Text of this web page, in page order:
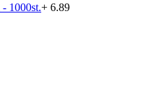
1000st.+ 6.89